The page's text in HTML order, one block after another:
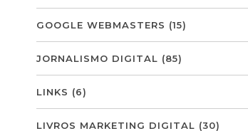
GOOGLE WEBMASTERS (15)
JORNALISMO DIGITAL (85)
LINKS (6)
LIVROS MARKETING DIGITAL (30)